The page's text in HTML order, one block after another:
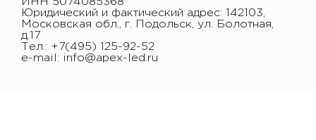
Юридический и фактический адрес: 142103,
Московская обл., г. Подольск, ул. Болотная,
д.17
Тел.: +7(495) 125-92-52
e-mail: info@apex-led.ru